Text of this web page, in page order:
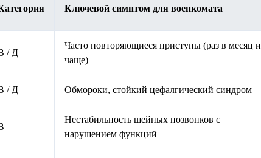
Ключевой симптом для военкомата
/ Д
Часто повторяющиеся приступы (раз в месяц и
чаще)
/ Д Обмороки, стойкий цефалгический синдром
Нестабильность шейных позвонков с
нарушением функций